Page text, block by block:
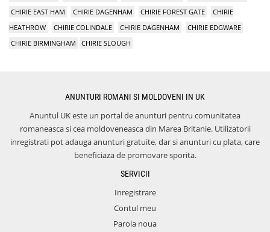
CHIRIE EAST HAM
CHIRIE DAGENHAM CHIRIE FOREST GATE
CHIRIE
HEATHROW
CHIRIE COLINDALE CHIRIE DAGENHAM
CHIRIE EDGWARE
CHIRIE BIRMINGHAM
CHIRIE SLOUGH
ANUNTURI ROMANI SI MOLDOVENI IN UK
Anuntul UK este un portal de anunturi pentru comunitatea
romaneasca si cea moldoveneasca din Marea Britanie. Utilizatorii
inregistrati pot adauga anunturi gratuite, dar si anunturi cu plata, care
beneficiaza de promovare sporita.
SERVICII
Inregistrare
Contul meu
Parola noua